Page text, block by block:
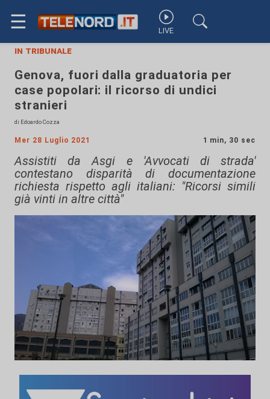
☰ LIVE
in tribunale
Genova, fuori dalla graduatoria per
case popolari: il ricorso di undici
stranieri
di Edoardo Cozza
Mer 28 Luglio 2021 1 min, 30 sec
Assistiti da Asgi e 'Avvocati di strada'
contestano disparità di documentazione
richiesta rispetto agli italiani: "Ricorsi simili
già vinti in altre città"